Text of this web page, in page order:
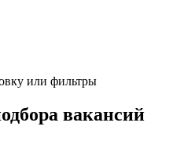
или фильтры
вакансий